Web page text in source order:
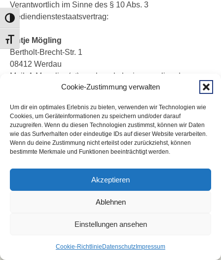
Cookie-Zustimmung verwalten
Um dir ein optimales Erlebnis zu bieten, verwenden wir Technologien wie
Cookies, um Geräteinformationen zu speichern und/oder darauf
zuzugreifen. Wenn du diesen Technologien zustimmst, können wir Daten
wie das Surfverhalten oder eindeutige IDs auf dieser Website verarbeiten.
Wenn du deine Zustimmung nicht erteilst oder zurückziehst, können
bestimmte Merkmale und Funktionen beeinträchtigt werden.
Akzeptieren
Ablehnen
Einstellungen ansehen
Cookie-Richtlinie Datenschutz Impressum
Umschalten auf hohe Kontraste
Schrift vergrößern
Cookie-Richtlinie (EU)
Verantwortlich im Sinne des § 10 Abs. 3
Mediendienstestaatsvertrag:
Antje Mögling
Bertholt-Brecht-Str. 1
08412 Werdau
Mail: A.Moegling(at)psychoonkologie-moegling.de
Internet: www.psychoonkologie-moegling.de
Fotos: Antje Mögling,
Gestaltung: Ralph Schüller